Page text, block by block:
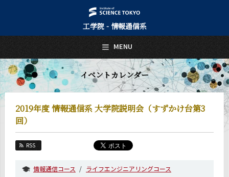
工学院 - 情報通信系
イベントカレンダー
2019年度 情報通信系 大学院説明会（すずかけ台第3
回）
RSS
情報通信コース ライフエンジニアリングコース
MENU
日本語 English
トップページ
Top Page
情報通信系について
About Us
教育
教員・研究室
Faculty and Laboratories
未来